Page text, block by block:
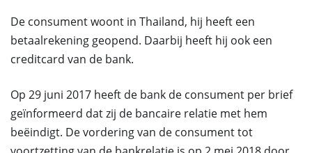
De consument woont in Thailand, hij heeft een
betaalrekening geopend. Daarbij heeft hij ook een
creditcard van de bank.
Op 29 juni 2017 heeft de bank de consument per brief
geïnformeerd dat zij de bancaire relatie met hem
beëindigt. De vordering van de consument tot